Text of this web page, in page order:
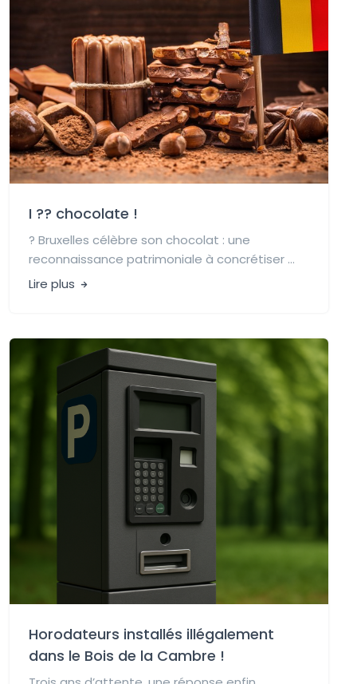
I ?? chocolate !
? Bruxelles célèbre son chocolat : une
reconnaissance patrimoniale à concrétiser ...
Lire plus
Horodateurs installés illégalement
dans le Bois de la Cambre !